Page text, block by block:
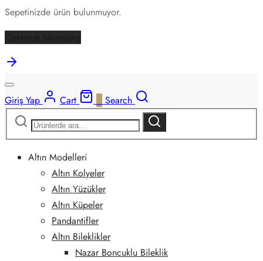
Sepetinizde ürün bulunmuyor.
Giriş Yap Cart
Search
Ara:
Ara
Altın Modelleri
Altın Kolyeler
Altın Yüzükler
Altın Küpeler
Pandantifler
Altın Bileklikler
Nazar Boncuklu Bileklik